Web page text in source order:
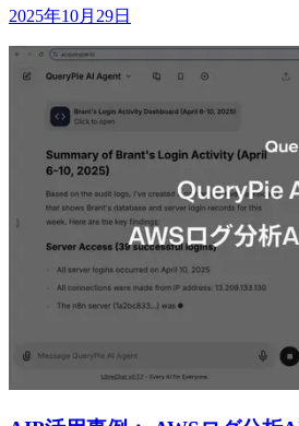
2025年10月29日